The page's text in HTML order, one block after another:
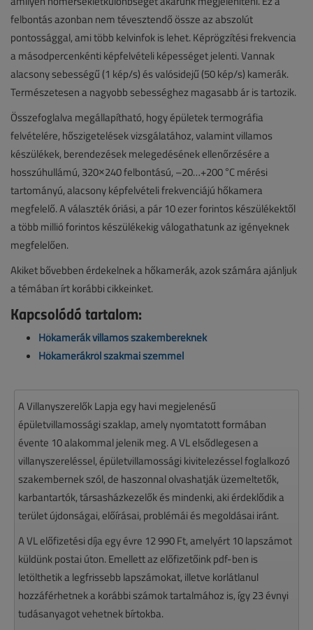
felbontás azonban nem tévesztendő össze az abszolút
pontossággal, ami több kelvinfok is lehet. Képrögzítési frekvencia
a másodpercenkénti képfelvételi képességet jelenti. Vannak
alacsony sebességű (1 kép/s) és valósidejű (50 kép/s) kamerák.
Természetesen a nagyobb sebességhez magasabb ár is tartozik.
Összefoglalva megállapítható, hogy épületek termográfia
felvételére, hőszigetelések vizsgálatához, valamint villamos
készülékek, berendezések melegedésének ellenőrzésére a
hosszúhullámú, 320×240 felbontású, –20…+200 °C mérési
tartományú, alacsony képfelvételi frekvenciájú hőkamera
megfelelő. A választék óriási, a pár 10 ezer forintos készülékektől
a több millió forintos készülékekig válogathatunk az igényeknek
megfelelően.
Akiket bővebben érdekelnek a hőkamerák, azok számára ajánljuk
a témában írt korábbi cikkeinket.
Kapcsolódó tartalom:
Hőkamerák villamos szakembereknek
Hőkamerákról szakmai szemmel
A Villanyszerelők Lapja egy havi megjelenésű
épületvillamossági szaklap, amely nyomtatott formában
évente 10 alakommal jelenik meg. A VL elsődlegesen a
villanyszereléssel, épületvillamossági kivitelezéssel foglalkozó
szakembernek szól, de haszonnal olvashatják üzemeltetők,
karbantartók, társasházkezelők és mindenki, aki érdeklődik a
terület újdonságai, előírásai, problémái és megoldásai iránt.
A VL előfizetési díja egy évre 12 990 Ft, amelyért 10 lapszámot
küldünk postai úton. Emellett az előfizetőink pdf-ben is
letölthetik a legfrissebb lapszámokat, illetve korlátlanul
hozzáférhetnek a korábbi számok tartalmához is, így 23 évnyi
tudásanyagot vehetnek bírtokba.